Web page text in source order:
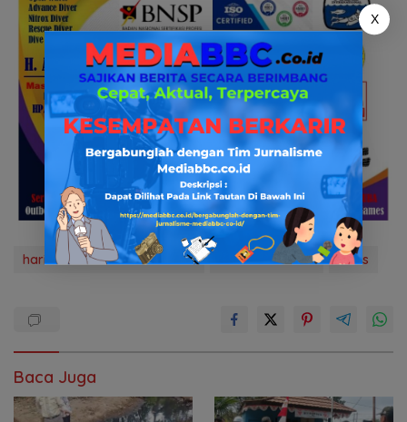
harimau sumatera bersaatu media bbc.co.id news
Baca Juga
X